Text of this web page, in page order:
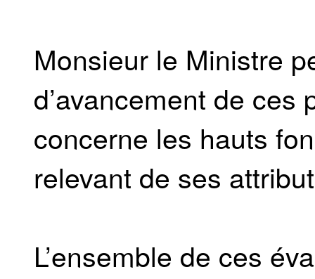
Monsieur le Ministre
d’avancement de
concerne les hauts
relevant de ses
L’ensemble de ces